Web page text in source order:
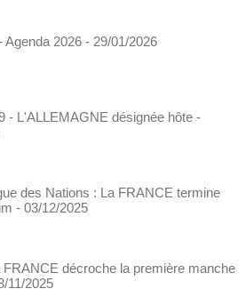
Agenda 2026 - 29/01/2026
- L'ALLEMAGNE désignée hôte -
des Nations : La FRANCE termine
- 03/12/2025
FRANCE décroche la première manche
11/2025